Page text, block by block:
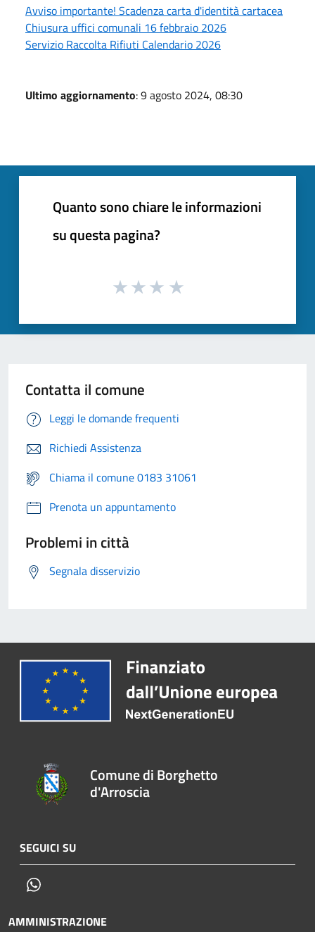
Avviso importante! Scadenza carta d'identità cartacea
Chiusura uffici comunali 16 febbraio 2026
Servizio Raccolta Rifiuti Calendario 2026
Ultimo aggiornamento: 9 agosto 2024, 08:30
Quanto sono chiare le informazioni
su questa pagina?
Contatta il comune
Leggi le domande frequenti
Richiedi Assistenza
Chiama il comune 0183 31061
Prenota un appuntamento
Problemi in città
Segnala disservizio
Comune di Borghetto
d'Arroscia
SEGUICI SU
AMMINISTRAZIONE